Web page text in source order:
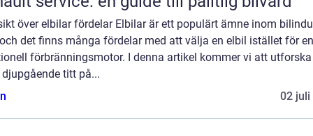
över elbilar fördelar Elbilar är ett populärt ämne inom
det finns många fördelar med att välja en elbil istället för en
förbränningsmotor. I denna artikel kommer vi att
titt på...
02 juli